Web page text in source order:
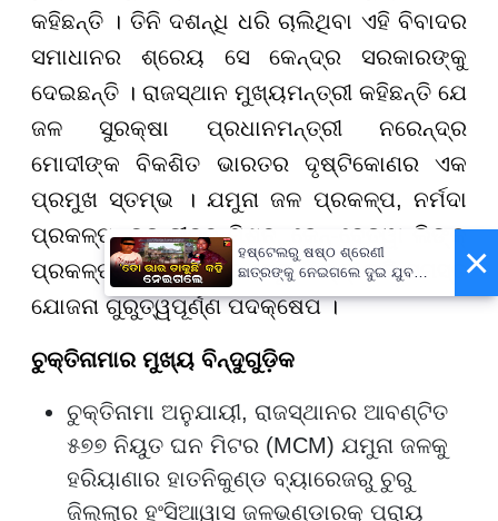
କହିଛନ୍ତି । ତିନି ଦଶନ୍ଧି ଧରି ଚାଲିଥିବା ଏହି ବିବାଦର
ସମାଧାନର ଶ୍ରେୟ ସେ କେନ୍ଦ୍ର ସରକାରଙ୍କୁ
ଦେଇଛନ୍ତି । ରାଜସ୍ଥାନ ମୁଖ୍ୟମନ୍ତ୍ରୀ କହିଛନ୍ତି ଯେ
ଜଳ ସୁରକ୍ଷା ପ୍ରଧାନମନ୍ତ୍ରୀ ନରେନ୍ଦ୍ର
ମୋଦୀଙ୍କ ବିକଶିତ ଭାରତର ଦୃଷ୍ଟିକୋଣର ଏକ
ପ୍ରମୁଖ ସ୍ତମ୍ଭ । ଯମୁନା ଜଳ ପ୍ରକଳ୍ପ, ନର୍ମଦା
ପ୍ରକଳ୍ପ, ଜଳ ଜୀବନ ମିଶନ, କେନ୍-ବେତୱା ଲିଙ୍କ୍
ପ୍ରକଳ୍ପ ଏବଂ ରାମ ଜଳ ସେତୁ ଲିଙ୍କ୍ ଭଳି ସମସ୍ତ
ଯୋଜନା ଗୁରୁତ୍ୱପୂର୍ଣ୍ଣ ପଦକ୍ଷେପ ।
ଚୁକ୍ତିନାମାର ମୁଖ୍ୟ ବିନ୍ଦୁଗୁଡ଼ିକ
ଚୁକ୍ତିନାମା ଅନୁଯାୟୀ, ରାଜସ୍ଥାନର ଆବଣ୍ଟିତ
୫୭୭ ନିୟୁତ ଘନ ମିଟର (MCM) ଯମୁନା ଜଳକୁ
ହରିୟାଣାର ହାତନିକୁଣ୍ଡ ବ୍ୟାରେଜରୁ ଚୁରୁ
ଜିଲ୍ଲାର ହଂସିଆୱାସ ଜଳଭଣ୍ଡାରକୁ ପ୍ରାୟ
×
ହଷ୍ଟେଲରୁ ଷଷ୍ଠ ଶ୍ରେଣୀ
ଛାତ୍ରଙ୍କୁ ନେଇଗଲେ ଦୁଇ ଯୁବକ,
ନିବେଦନ